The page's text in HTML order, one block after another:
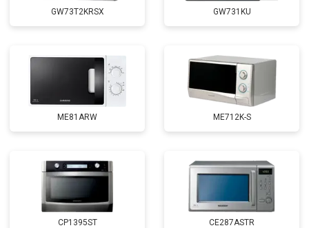
GW73T2KRSX GW731KU
ME81ARW ME712K-S
CP1395ST CE287ASTR